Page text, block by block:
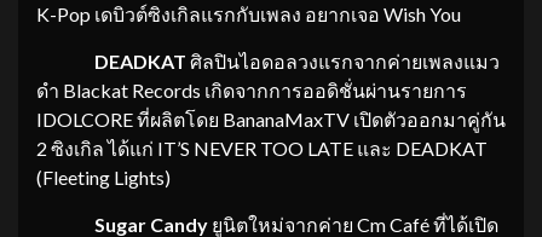
K-Pop เดบิวต์ซิงเกิลแรกกับเพลง อยากเจอ Wish You
DEADKAT ศิลปินไอดอลวงแรกจากค่ายเพลงแมว
ดำ Blackat Records เกิดจากการออดิชั่นผ่านรายการ
IDOLCORE ที่ผลิตโดย BananaMaxTV เปิดตัวออกมาคู่กัน
2 ซิงเกิล ได้แก่ IT’S NEVER TOO LATE และ DEADKAT
(Fleeting Lights)
Sugar​ Candy ยูนิตใหม่จากค่าย Cm Café ที่ได้เปิด